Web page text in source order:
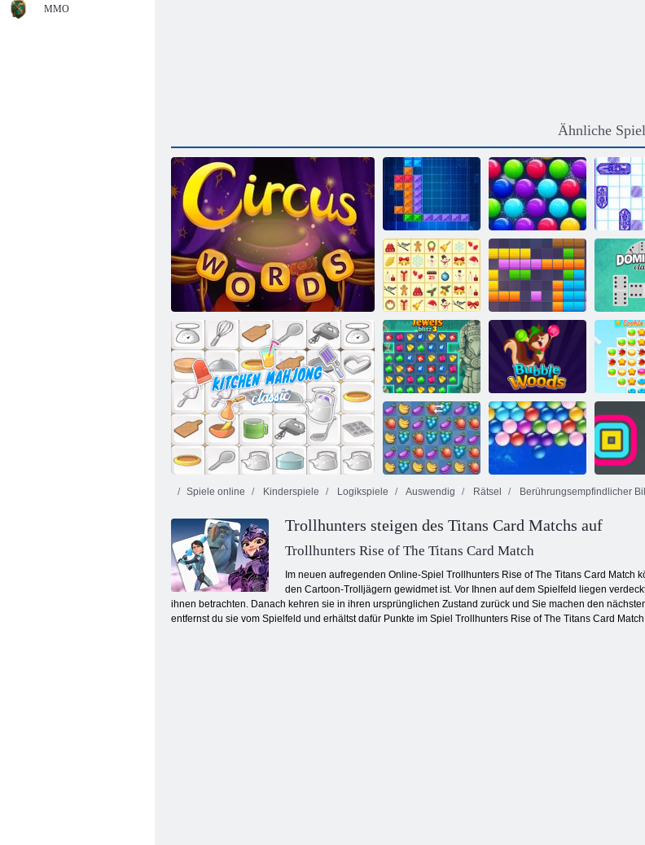
Ähnliche
Zirkuswörter: Magisches Puzzle
Ten Trix
Smarty Bubbles
X-Mas
KrisMas
Mahjong
11x11 Blöcke
Küche Mahjong
Juwelen Blitz 3 Bubble Woods Cookie
Fruita Crush Endlose Bubbles
Spiele online Kinderspiele Logikspiele Auswendig Rätsel Berührungsempfindlicher
Trollhunters steigen des Titans Card Matchs auf
Trollhunters Rise of The Titans Card Match
Im neuen aufregenden Online-Spiel Trollhunters Rise of The Titans Card
den Cartoon-Trolljägern gewidmet ist. Vor Ihnen auf dem Spielfeld liegen
ihnen betrachten. Danach kehren sie in ihren ursprünglichen Zustand zurück und Sie machen den
entfernst du sie vom Spielfeld und erhältst dafür Punkte im Spiel Trollhunters Rise of The Titans Card
MMO